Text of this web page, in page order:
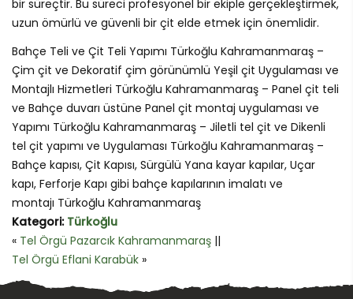
bir süreçtir. Bu süreci profesyonel bir ekiple gerçekleştirmek,
uzun ömürlü ve güvenli bir çit elde etmek için önemlidir.
Bahçe Teli ve Çit Teli Yapımı Türkoğlu Kahramanmaraş –
Çim çit ve Dekoratif çim görünümlü Yeşil çit Uygulaması ve
Montajlı Hizmetleri Türkoğlu Kahramanmaraş – Panel çit teli
ve Bahçe duvarı üstüne Panel çit montaj uygulaması ve
Yapımı Türkoğlu Kahramanmaraş – Jiletli tel çit ve Dikenli
tel çit yapımı ve Uygulaması Türkoğlu Kahramanmaraş –
Bahçe kapısı, Çit Kapısı, Sürgülü Yana kayar kapılar, Uçar
kapı, Ferforje Kapı gibi bahçe kapılarının imalatı ve
montajı Türkoğlu Kahramanmaraş
Kategori: Türkoğlu
« Tel Örgü Pazarcık Kahramanmaraş ||
Tel Örgü Eflani Karabük »